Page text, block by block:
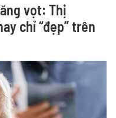
vọt: Thị
chỉ “đẹp” trên